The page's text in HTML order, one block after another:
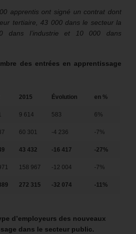
apprentis ont signé un contrat dont
tertiaire, 43 000 dans le secteur la
dans l’industrie et 10 000 dans
des entrées en apprentissage
2015 Évolution en %
9 614 583 6%
60 301 -4 236 -7%
43 432 -16 417 -27%
158 967 -12 004 -7%
272 315 -32 074 -11%
d’employeurs des nouveaux
dans le secteur public.